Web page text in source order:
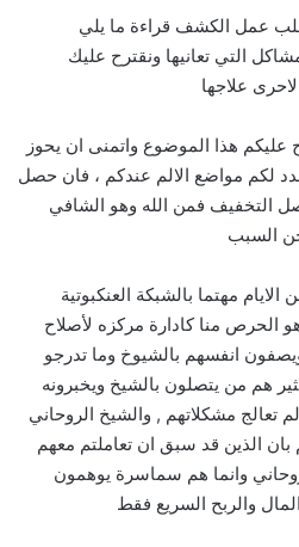
عمل الكشف قراءة ما يلي
التي تعانيها ونقترح عليك
علاجها
عليكم هذا الموضوع واتمنى ان يحوز
لكم مواضع الالم عندكم ، فان حصل
التخفيف فمن الله وهو الشافي
السبب
مهتما بالشبكة العنكبوتية
الحرص منا كادارة مركزه لأصلاح
انفسهم بالشيوخ وما تدرجو
هم من يتصلون بالشيخ ويخبرونه
تعالج مشكلاتهم , والشيخ الروحاني
الذين قد سبق ان تعاملتم معهم
وانما هم سماسرة يوهمون
والربح السريع فقط